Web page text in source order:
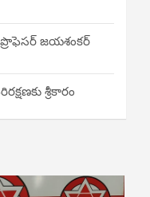
జయశంకర్
శ్రీకారం